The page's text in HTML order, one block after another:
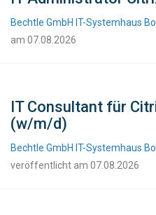
Bechtle GmbH IT-Systemhaus
am 07.08.2026
IT Consultant für
(w/m/d)
Bechtle GmbH IT-Systemhaus
veröffentlicht am 07.08.2026